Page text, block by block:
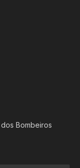
Bombeiros